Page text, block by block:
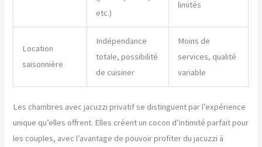
etc.)
limités
Location
saisonnière
Indépendance
totale, possibilité
de cuisiner
Moins de
services, qualité
variable
Les chambres avec jacuzzi privatif se distinguent par l’expérience
unique qu’elles offrent. Elles créent un cocon d’intimité parfait pour
les couples, avec l’avantage de pouvoir profiter du jacuzzi à